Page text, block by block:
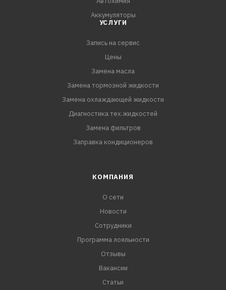
Аккумуляторы
УСЛУГИ
Запись на сервис
Цены
Замена масла
Замена тормозной жидкости
Замена охлаждающей жидкости
Диагностика тех.жидкостей
Замена фильтров
Заправка кондиционеров
КОМПАНИЯ
О сети
Новости
Сотрудники
Программа лояльности
Отзывы
Вакансии
Статьи